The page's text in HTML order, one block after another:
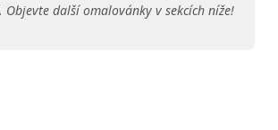
další omalovánky v sekcích níže!